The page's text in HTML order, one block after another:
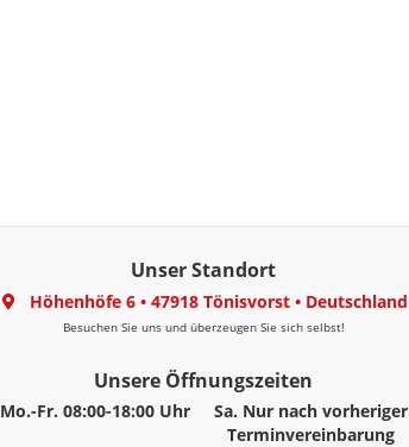
Unser Standort
Höhenhöfe 6• 47918 Tönisvorst• Deutschland
Besuchen Sie uns und überzeugen Sie sich selbst!
Unsere Öffnungszeiten
Mo.-Fr. 08:00-18:00 Uhr
Sa. Nur nach vorheriger
Terminvereinbarung